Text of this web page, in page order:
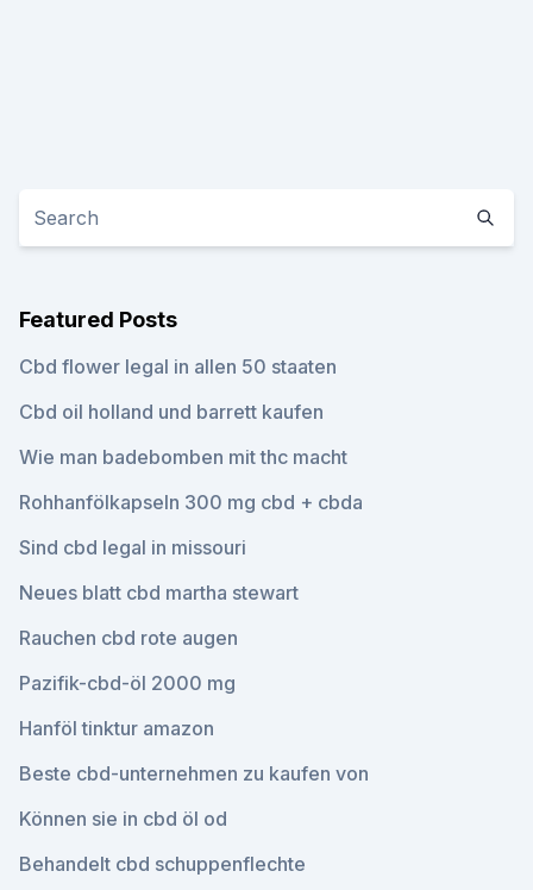
Featured Posts
Cbd flower legal in allen 50 staaten
Cbd oil holland und barrett kaufen
Wie man badebomben mit thc macht
Rohhanfölkapseln 300 mg cbd + cbda
Sind cbd legal in missouri
Neues blatt cbd martha stewart
Rauchen cbd rote augen
Pazifik-cbd-öl 2000 mg
Hanföl tinktur amazon
Beste cbd-unternehmen zu kaufen von
Können sie in cbd öl od
Behandelt cbd schuppenflechte